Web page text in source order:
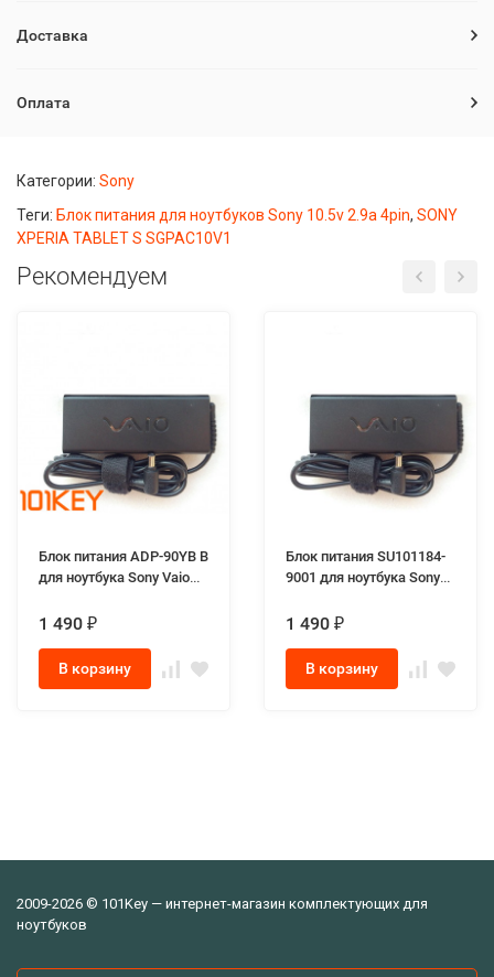
Доставка
Оплата
Категории: Sony
Теги: Блок питания для ноутбуков Sony 10.5v 2.9a 4pin, SONY
XPERIA TABLET S SGPAC10V1
Рекомендуем
Блок питания ADP-90YB B
для ноутбука Sony Vaio
4.4мм пин по центру
1 490 ₽
В корзину
Блок питания SU101184-
9001 для ноутбука Sony
6.5-4.4мм пин по центру
1 490 ₽
В корзину
2009-2026 © 101Key — интернет-магазин комплектующих для
ноутбуков